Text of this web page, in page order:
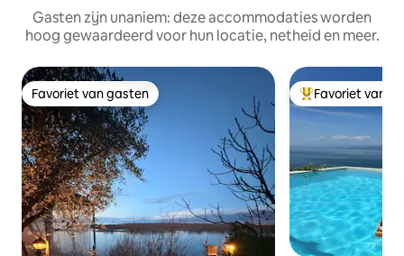
Gasten zijn unaniem: deze accommodaties worden
hoog gewaardeerd voor hun locatie, netheid en meer.
Favoriet van gasten
Favoriet van gasten Topfavoriet van
Favoriet van